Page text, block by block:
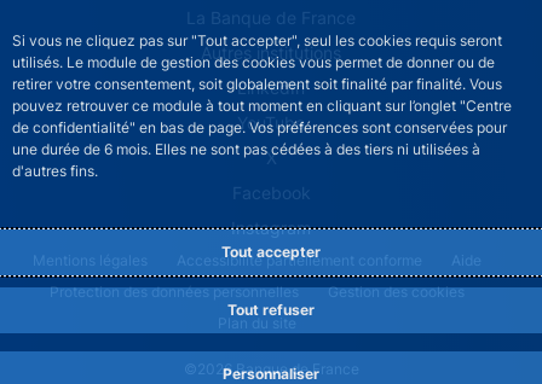
Si vous ne cliquez pas sur "Tout accepter", seul les cookies requis seront
utilisés. Le module de gestion des cookies vous permet de donner ou de
retirer votre consentement, soit globalement soit finalité par finalité. Vous
pouvez retrouver ce module à tout moment en cliquant sur l’onglet "Centre
de confidentialité" en bas de page. Vos préférences sont conservées pour
une durée de 6 mois. Elles ne sont pas cédées à des tiers ni utilisées à
d'autres fins.
Tout accepter
Tout refuser
Personnaliser
La Banque de France
Autres institutions
LinkedIn
YouTube
X
Facebook
Instagram
©2026 Banque de France
ACPR footer legal notice menu
Mentions légales Accessibilité partiellement conforme
Aide
Protection des données personnelles
Gestion des cookies
Plan du site